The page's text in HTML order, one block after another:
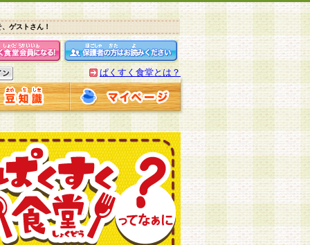
ゲストさん！
ぱくすく食堂とは？